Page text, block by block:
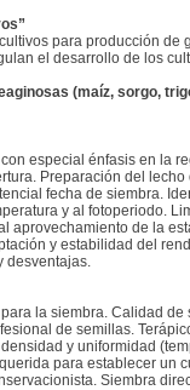
para producción de
el desarrollo de los
(maíz, sorgo,
especial énfasis en la
Preparación del
fecha de siembra.
y al fotoperiodo.
aprovechamiento de la
y estabilidad del
desventajas.
la siembra. Calidad
de semillas.
y uniformidad
para establecer un
Siembra